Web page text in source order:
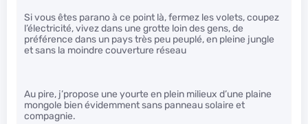
Si vous êtes parano à ce point là, fermez les volets, coupez
l’électricité, vivez dans une grotte loin des gens, de
préférence dans un pays très peu peuplé, en pleine jungle
et sans la moindre couverture réseau
Au pire, j’propose une yourte en plein milieux d’une plaine
mongole bien évidemment sans panneau solaire et
compagnie.